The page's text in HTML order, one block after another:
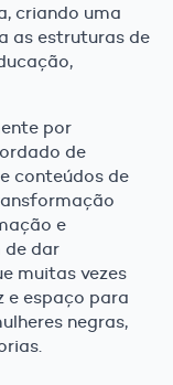
criando uma
as estruturas de
por
de
conteúdos de
e
de dar
muitas vezes
e espaço para
negras,